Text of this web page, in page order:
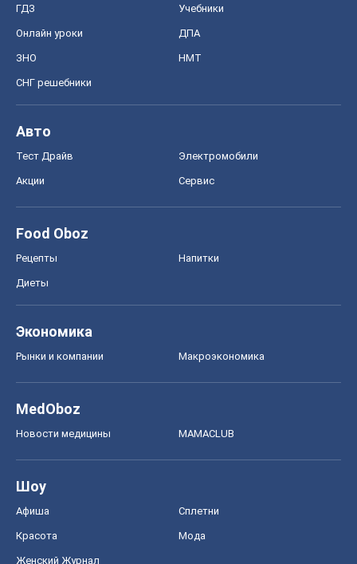
ГДЗ Учебники
Онлайн уроки ДПА
ЗНО НМТ
СНГ решебники
Авто
Тест Драйв Электромобили
Акции Сервис
Food Oboz
Рецепты Напитки
Диеты
Экономика
Рынки и компании Mакроэкономика
MedOboz
Новости медицины MAMACLUB
Шоу
Афиша Сплетни
Красота Мода
Женский Журнал